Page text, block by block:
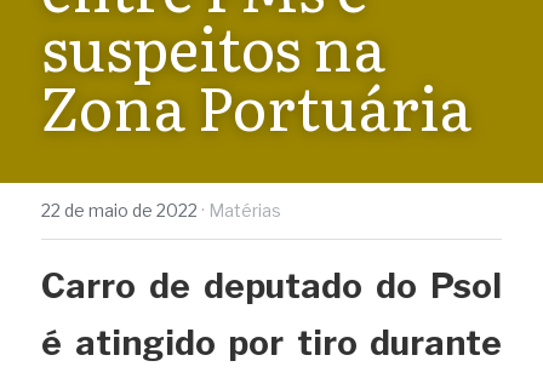
suspeitos na
Zona Portuária
22 de maio de 2022 · Matérias
Carro de deputado do Psol
é atingido por tiro durante